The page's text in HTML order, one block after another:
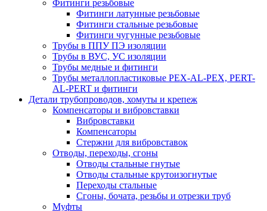
Фитинги резьбовые
Фитинги латунные резьбовые
Фитинги стальные резьбовые
Фитинги чугунные резьбовые
Трубы в ППУ ПЭ изоляции
Трубы в ВУС, УС изоляции
Трубы медные и фитинги
Трубы металлопластиковые PEX-AL-PEX, PERT-
AL-PERT и фитинги
Детали трубопроводов, хомуты и крепеж
Компенсаторы и вибровставки
Вибровставки
Компенсаторы
Стержни для вибровставок
Отводы, переходы, сгоны
Отводы стальные гнутые
Отводы стальные крутоизогнутые
Переходы стальные
Сгоны, бочата, резьбы и отрезки труб
Муфты